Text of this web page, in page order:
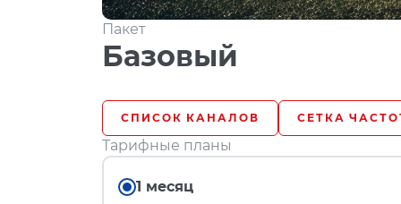
Пакет
Базовый
СПИСОК КАНАЛОВ СЕТКА
Тарифные планы
1 месяц